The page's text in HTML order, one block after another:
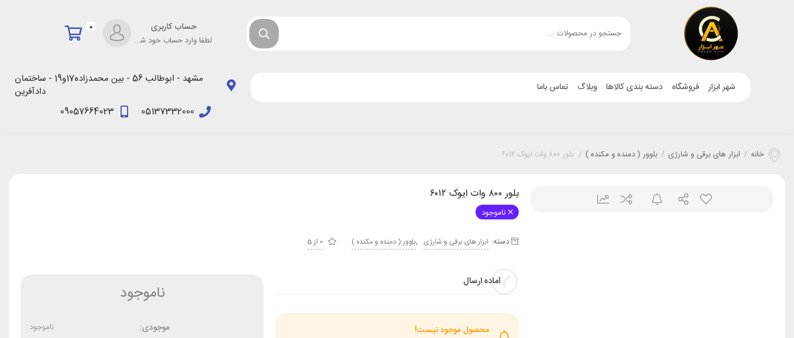
حساب کاربری
لطفا وارد حساب خود شوید!
0
شهر ابزار فروشگاه دسته بندی کالاها وبلاگ تماس باما
مشهد - ابوطالب 56 - بین محمدزاده17و19 - ساختمان
دادآفرین
05137332000
09057664023
خانه / ابزار های برقی و شارژی / بلوور ( دمنده و مکنده ) / بلور ۸۰۰ وات ایوک ۶۰۱۲
بلور ۸۰۰ وات ایوک ۶۰۱۲
ناموجود
دسته: ابزار های برقی و شارژی ,بلوور ( دمنده و مکنده ) 0 از 5
آماده ارسال
محصول موجود نیست!
ناموجود
موجودی: ناموجود